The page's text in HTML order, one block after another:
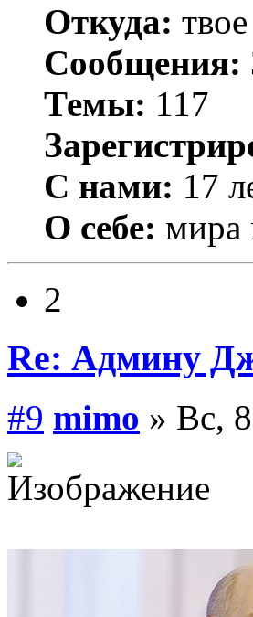
Откуда:
Сообщения:
Темы: 117
С нами: 17
О себе: мира
2
Re: Админу
#9 mimo » Вс,